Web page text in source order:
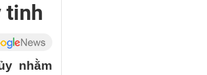
tinh
nhằm